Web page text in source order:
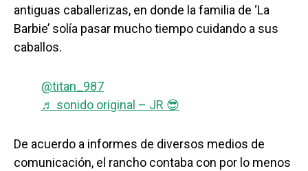
antiguas caballerizas, en donde la familia de ‘La
Barbie’ solía pasar mucho tiempo cuidando a sus
caballos.
@titan_987
♬ sonido original – JR 😎
De acuerdo a informes de diversos medios de
comunicación, el rancho contaba con por lo menos